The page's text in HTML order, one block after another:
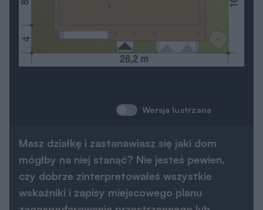
Wersja lustrzana
Masz działkę i zastanawiasz się jaki dom
mógłby na niej stanąć? Nie jesteś pewien,
czy dobrze zinterpretowałeś wszystkie
wskaźniki i zapisy miejscowego planu